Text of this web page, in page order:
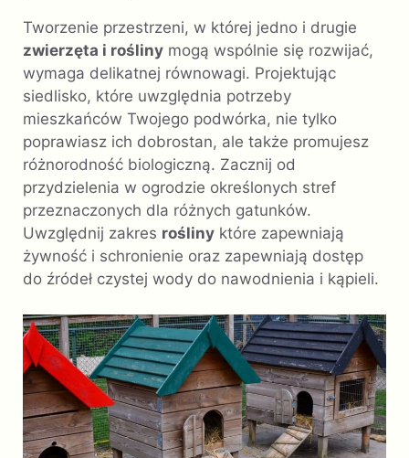
Tworzenie przestrzeni, w której jedno i drugie
zwierzęta i rośliny mogą wspólnie się rozwijać,
wymaga delikatnej równowagi. Projektując
siedlisko, które uwzględnia potrzeby
mieszkańców Twojego podwórka, nie tylko
poprawiasz ich dobrostan, ale także promujesz
różnorodność biologiczną. Zacznij od
przydzielenia w ogrodzie określonych stref
przeznaczonych dla różnych gatunków.
Uwzględnij zakres rośliny które zapewniają
żywność i schronienie oraz zapewniają dostęp
do źródeł czystej wody do nawodnienia i kąpieli.